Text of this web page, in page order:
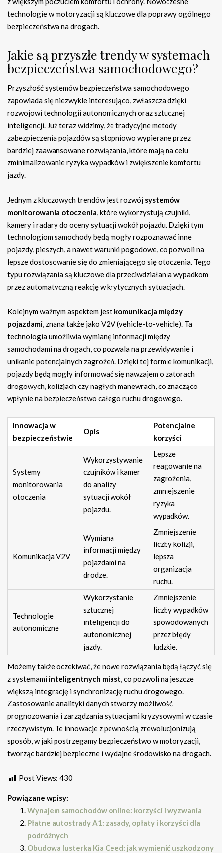
technologie w motoryzacji są kluczowe dla poprawy ogólnego
bezpieczeństwa na drogach.
Jakie są przyszłe trendy w systemach
bezpieczeństwa samochodowego?
Przyszłość systemów bezpieczeństwa samochodowego
zapowiada się niezwykle interesująco, zwłaszcza dzięki
rozwojowi technologii autonomicznych oraz sztucznej
inteligencji. Już teraz widzimy, że tradycyjne metody
zabezpieczenia pojazdów są stopniowo wypierane przez
bardziej zaawansowane rozwiązania, które mają na celu
zminimalizowanie ryzyka wypadków i zwiększenie komfortu
jazdy.
Jednym z kluczowych trendów jest rozwój systemów
monitorowania otoczenia, które wykorzystują czujniki,
kamery i radary do oceny sytuacji wokół pojazdu. Dzięki tym
technologiom samochody będą mogły rozpoznawać inne
pojazdy, pieszych, a nawet warunki pogodowe, co pozwoli na
lepsze dostosowanie się do zmieniającego się otoczenia. Tego
typu rozwiązania są kluczowe dla przeciwdziałania wypadkom
przez automatyczną reakcję w krytycznych sytuacjach.
Kolejnym ważnym aspektem jest komunikacja między
pojazdami, znana także jako V2V (vehicle-to-vehicle). Ta
technologia umożliwia wymianę informacji między
samochodami na drogach, co pozwala na przewidywanie i
unikanie potencjalnych zagrożeń. Dzięki tej formie komunikacji,
pojazdy będą mogły informować się nawzajem o zatorach
drogowych, kolizjach czy nagłych manewrach, co znacząco
wpłynie na bezpieczeństwo całego ruchu drogowego.
Innowacja w
bezpieczeństwie
Opis
Potencjalne
korzyści
Systemy
monitorowania
otoczenia
Wykorzystywanie
czujników i kamer
do analizy
sytuacji wokół
pojazdu.
Lepsze
reagowanie na
zagrożenia,
zmniejszenie
ryzyka
wypadków.
Komunikacja V2V
Wymiana
informacji między
pojazdami na
drodze.
Zmniejszenie
liczby kolizji,
lepsza
organizacja
ruchu.
Technologie
autonomiczne
Wykorzystanie
sztucznej
inteligencji do
autonomicznej
jazdy.
Zmniejszenie
liczby wypadków
spowodowanych
przez błędy
ludzkie.
Możemy także oczekiwać, że nowe rozwiązania będą łączyć się
z systemami inteligentnych miast, co pozwoli na jeszcze
większą integrację i synchronizację ruchu drogowego.
Zastosowanie analityki danych stworzy możliwość
prognozowania i zarządzania sytuacjami kryzysowymi w czasie
rzeczywistym. Te innowacje z pewnością zrewolucjonizują
sposób, w jaki postrzegamy bezpieczeństwo w motoryzacji,
tworząc bardziej bezpieczne i wydajne środowisko na drogach.
Post Views: 430
Powiązane wpisy:
Wynajem samochodów online: korzyści i wyzwania
Płatne autostrady A1: zasady, opłaty i korzyści dla
podróżnych
Obudowa lusterka Kia Ceed: jak wymienić uszkodzony